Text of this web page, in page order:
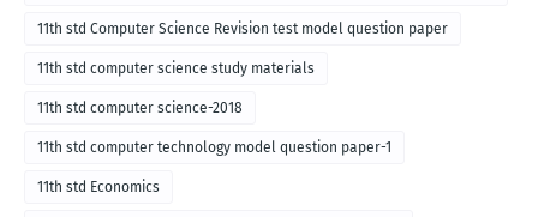
for English medium-2018
11th std Computer Science Revision test model question paper
11th std computer science study materials
11th std computer science-2018
11th std computer technology model question paper-1
11th std Economics